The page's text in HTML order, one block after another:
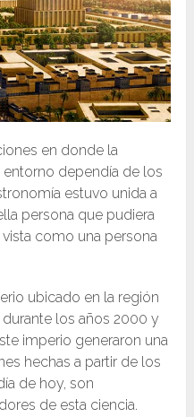
en donde la
dependía de los
estuvo unida a
persona que pudiera
como una persona
ubicado en la región
los años 2000 y
imperio generaron una
hechas a partir de los
de hoy, son
de esta ciencia.